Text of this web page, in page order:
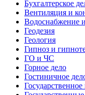
Бухгалтерское
Вентиляция и
Водоснабжение
Геодезия
Геология
Гипноз и
ГО и ЧС
Горное дело
Гостиничное